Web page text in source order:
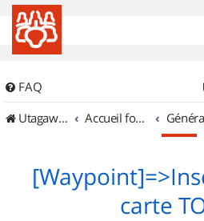
FAQ
UtagawaVTT (Randos VTT et VTTAE avec traces GPS)
Accueil forum
carte